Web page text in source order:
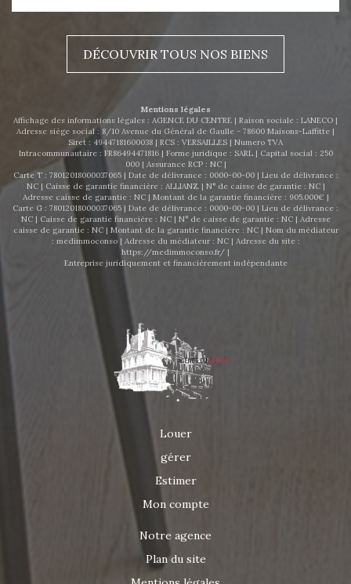
DÉCOUVRIR TOUS NOS BIENS
Mentions légales
Affichage des informations légales : AGENCE DU CENTRE | Raison sociale : LANECO |
Adresse siège social : 8/10 Avenue du Général de Gaulle - 78600 Maisons-Laffitte |
Siret : 49447181600038 | RCS : VERSAILLES | Numero TVA
Intracommunautaire : FR86494471816 | Forme juridique : SARL | Capital social : 250
000 | Assurance RCP : NC |
Carte T : 78012018000037065 | Date de délivrance : 0000-00-00 | Lieu de délivrance :
NC | Caisse de garantie financière : ALLIANZ. | N° de caisse de garantie : NC |
Adresse caisse de garantie : NC | Montant de la garantie financière : 905.000€ |
Carte G : 78012018000037065 | Date de délivrance : 0000-00-00 | Lieu de délivrance :
NC | Caisse de garantie financière : NC | N° de caisse de garantie : NC | Adresse
caisse de garantie : NC | Montant de la garantie financière : NC | Nom du médiateur
: medimmoconso | Adresse du médiateur : NC | Adresse du site :
https://medimmoconso.fr/ |
Entreprise juridiquement et financièrement indépendante
Louer
gérer
Estimer
Mon compte
Notre agence
Plan du site